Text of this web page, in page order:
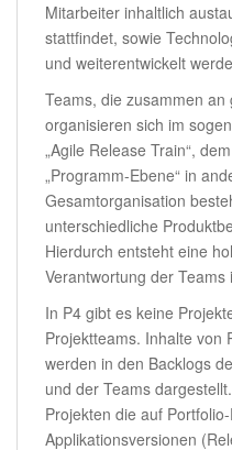
Mitarbeiter inhaltlich
stattfindet, sowie
und weiterentwickelt
Teams, die zusammen
organisieren sich im
„Agile Release Train“,
„Programm-Ebene“ in
Gesamtorganisation
unterschiedliche
Hierdurch entsteht eine
Verantwortung der Teams
In P4 gibt es keine
Projektteams. Inhalte von
werden in den Backlogs
und der Teams
Projekten die auf
Applikationsversionen